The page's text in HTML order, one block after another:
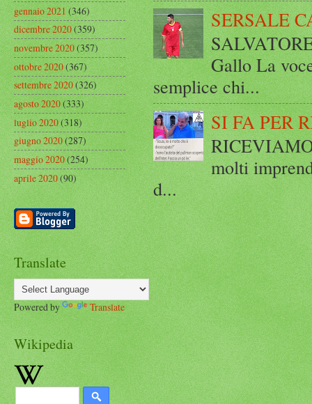
SERSALE
Gallo La
semplice chi...
SI FA PER
molti
d...
gennaio 2021(346)
dicembre 2020(359)
novembre 2020(357)
ottobre 2020(367)
settembre 2020(326)
agosto 2020(333)
luglio 2020(318)
giugno 2020(287)
maggio 2020(254)
aprile 2020(90)
Translate
Powered by Translate
Wikipedia